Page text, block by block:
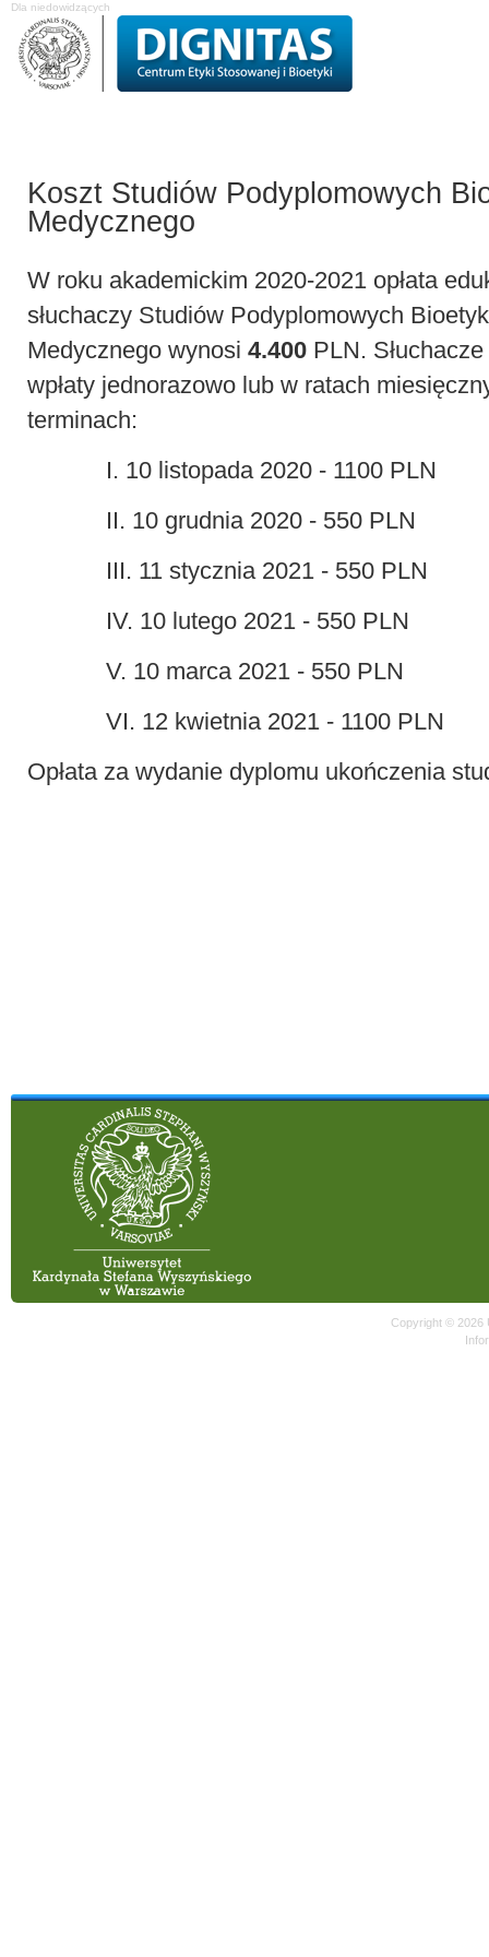
Dla niedowidzących
Koszt Studiów Podyplomowych
Medycznego
W roku akademickim 2020-2021 opłata
słuchaczy Studiów Podyplomowych
Medycznego wynosi 4.400 PLN.
wpłaty jednorazowo lub w ratach
terminach:
I. 10 listopada 2020 - 1100 PLN
II. 10 grudnia 2020 - 550 PLN
III. 11 stycznia 2021 - 550 PLN
IV. 10 lutego 2021 - 550 PLN
V. 10 marca 2021 - 550 PLN
VI. 12 kwietnia 2021 - 1100 PLN
Opłata za wydanie dyplomu ukończenia
Copyright © 2026